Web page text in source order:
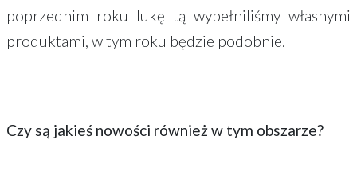
poprzednim roku lukę tą wypełniliśmy własnymi
produktami, w tym roku będzie podobnie.
Czy są jakieś nowości również w tym obszarze?